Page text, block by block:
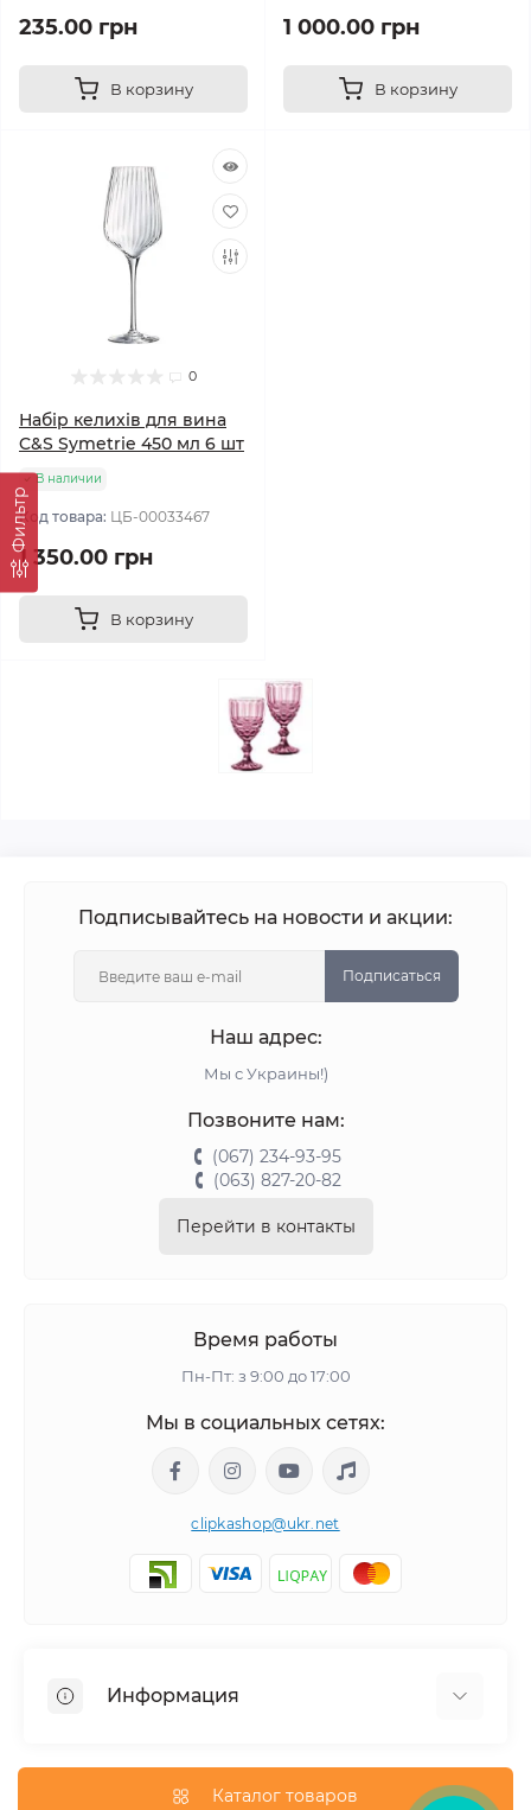
Фильтр
235.00 грн
В корзину
1 000.00 грн
В корзину
0
Набір келихів для вина
C&S Symetrie 450 мл 6 шт
В наличии
Код товара: ЦБ-00033467
1 350.00 грн
В корзину
Подписывайтесь на новости и акции:
Подписаться
Наш адрес:
Мы с Украины!)
Позвоните нам:
(067) 234-93-95
(063) 827-20-82
Перейти в контакты
Время работы
Пн-Пт: з 9:00 до 17:00
Мы в социальных сетях:
clipkashop@ukr.net
Информация
Каталог товаров